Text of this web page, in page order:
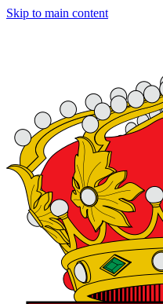
Skip to main content